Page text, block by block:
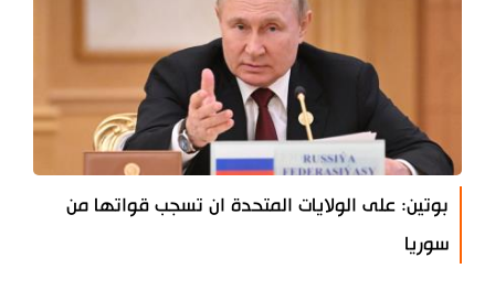
بوتين: على الولايات المتحدة ان تسجب قواتها من
سوريا